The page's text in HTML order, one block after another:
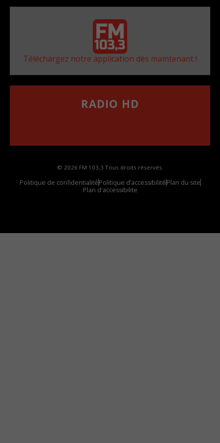
Téléchargez notre application dès maintenant !
RADIO HD
© 2026 FM 103,3 Tous droits réservés.
Politique de confidentialitéPolitique d’accessibilitéPlan du site
Plan d'accessibilite